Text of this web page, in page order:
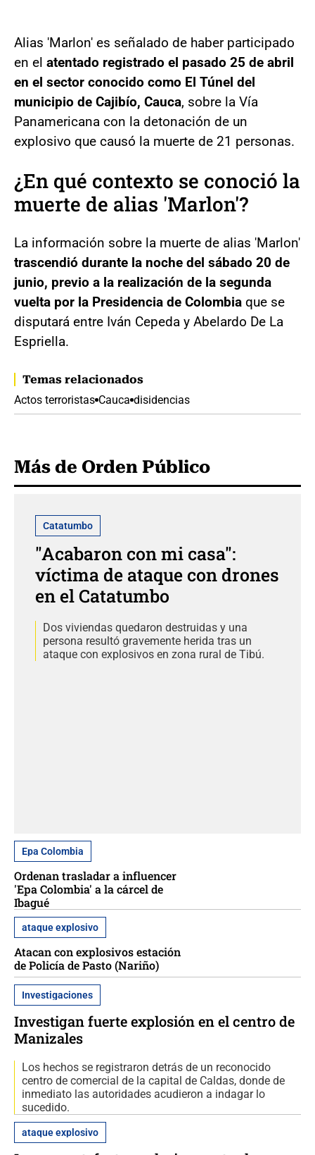
Alias 'Marlon' es señalado de haber participado
en el atentado registrado el pasado 25 de abril
en el sector conocido como El Túnel del
municipio de Cajibío, Cauca, sobre la Vía
Panamericana con la detonación de un
explosivo que causó la muerte de 21 personas.
¿En qué contexto se conoció la
muerte de alias 'Marlon'?
La información sobre la muerte de alias 'Marlon'
trascendió durante la noche del sábado 20 de
junio, previo a la realización de la segunda
vuelta por la Presidencia de Colombia que se
disputará entre Iván Cepeda y Abelardo De La
Espriella.
Temas relacionados
Actos terroristas Cauca disidencias
Más de Orden Público
Catatumbo
"Acabaron con mi casa":
víctima de ataque con drones
en el Catatumbo
Dos viviendas quedaron destruidas y una
persona resultó gravemente herida tras un
ataque con explosivos en zona rural de Tibú.
Epa Colombia
Ordenan trasladar a influencer
'Epa Colombia' a la cárcel de
Ibagué
ataque explosivo
Atacan con explosivos estación
de Policía de Pasto (Nariño)
Investigaciones
Investigan fuerte explosión en el centro de
Manizales
Los hechos se registraron detrás de un reconocido
centro de comercial de la capital de Caldas, donde de
inmediato las autoridades acudieron a indagar lo
sucedido.
ataque explosivo